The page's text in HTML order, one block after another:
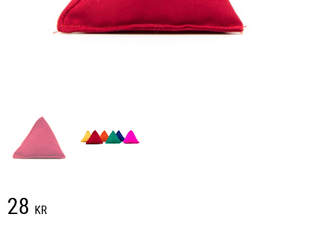
28 KR